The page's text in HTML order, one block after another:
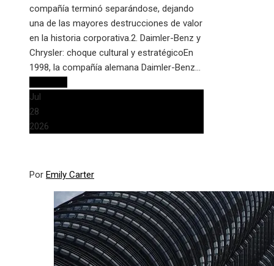
compañía terminó separándose, dejando
una de las mayores destrucciones de valor
en la historia corporativa.2. Daimler-Benz y
Chrysler: choque cultural y estratégicoEn
1998, la compañía alemana Daimler-Benz…
Jul
28
2026
Por Emily Carter